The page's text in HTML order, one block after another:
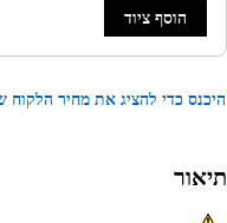
הוסף ציוד
כדי להציג את מחיר הלקוח